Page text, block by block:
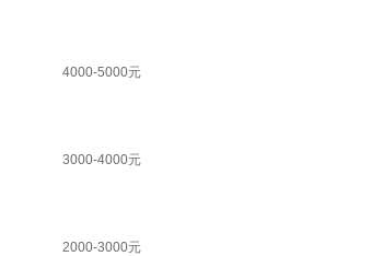
4000-5000元
3000-4000元
2000-3000元